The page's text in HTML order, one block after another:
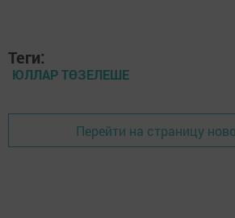
Теги:
ЮЛЛАР ТӨЗЕЛЕШЕ
Перейти на страницу